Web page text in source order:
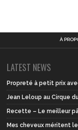
À
LATEST NEWS
Propreté à petit prix
Jean Leloup au Cirque
Recette – Le meilleur
Mes cheveux méritent